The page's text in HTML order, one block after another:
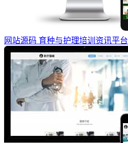
网站源码 育种与护理培训资讯平台